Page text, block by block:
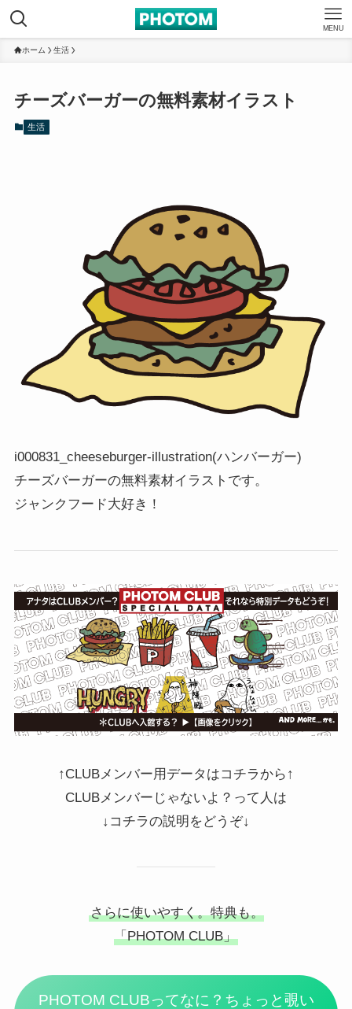
MENU
ホーム 生活
チーズバーガーの無料素材イラスト
生活
i000831_cheeseburger-illustration(ハンバーガー)
チーズバーガーの無料素材イラストです。
ジャンクフード大好き！
↑CLUBメンバー用データはコチラから↑
CLUBメンバーじゃないよ？って人は
↓コチラの説明をどうぞ↓
さらに使いやすく。特典も。
「PHOTOM CLUB」
PHOTOM CLUBってなに？ちょっと覗い